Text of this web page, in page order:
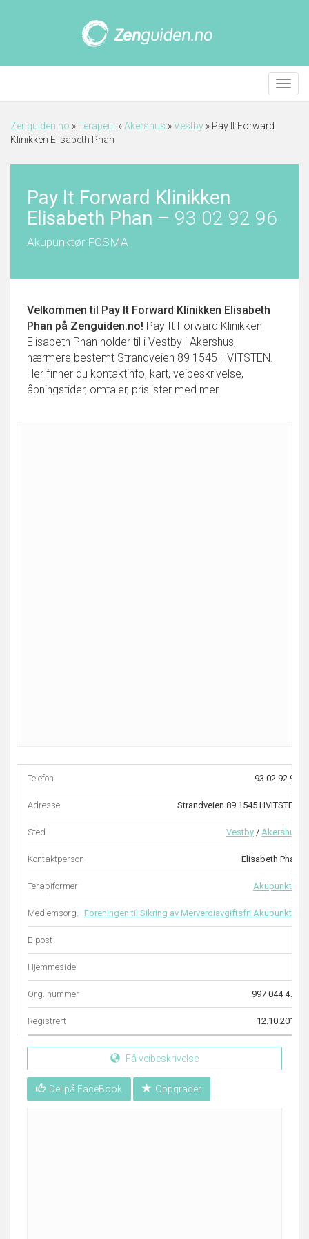
Meny
Zenguiden.no »Terapeut »Akershus »Vestby » Pay It Forward
Klinikken Elisabeth Phan
Pay It Forward Klinikken
Elisabeth Phan – 93 02 92 96
Akupunktør FOSMA
Velkommen til Pay It Forward Klinikken Elisabeth
Phan på Zenguiden.no! Pay It Forward Klinikken
Elisabeth Phan holder til i Vestby i Akershus,
nærmere bestemt Strandveien 89 1545 HVITSTEN.
Her finner du kontaktinfo, kart, veibeskrivelse,
åpningstider, omtaler, prislister med mer.
Telefon 93 02 92 96
Adresse Strandveien 89 1545 HVITSTEN
Sted Vestby / Akershus
Kontaktperson Elisabeth Phan
Terapiformer Akupunktur
Medlemsorg. Foreningen til Sikring av Merverdiavgiftsfri Akupunktur
E-post
Hjemmeside
Org. nummer 997 044 479
Registrert 12.10.2011
Få veibeskrivelse
Del på FaceBook Oppgrader